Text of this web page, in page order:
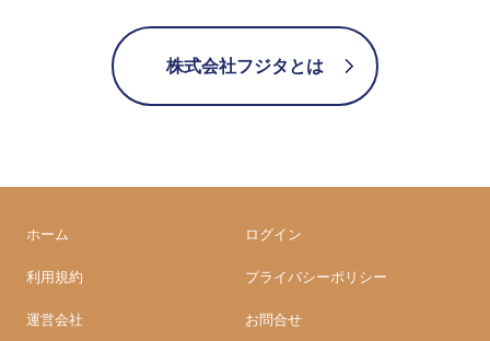
イクな寝室など、ラグジュアリー感あふれる住
まいはいかがでしょうか。
ッシュなお住まいをご検
株式会社フジタとは
ホーム ログイン
利用規約 プライバシーポリシー
運営会社 お問合せ